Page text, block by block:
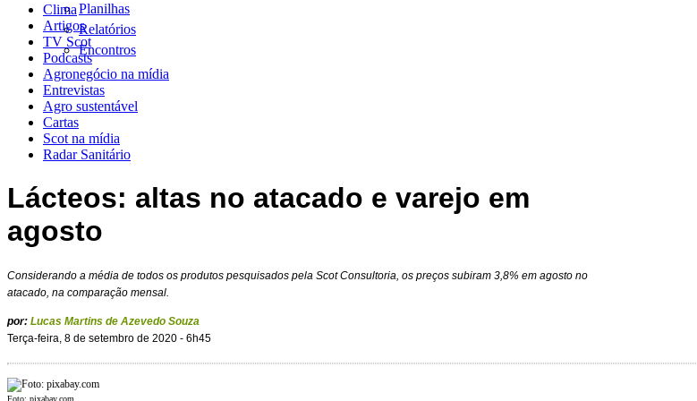
Planilhas
Relatórios
Encontros
Clima
Artigos
TV Scot
Podcasts
Agronegócio na mídia
Entrevistas
Agro sustentável
Cartas
Scot na mídia
Radar Sanitário
Lácteos: altas no atacado e varejo em
agosto
Considerando a média de todos os produtos pesquisados pela Scot Consultoria, os preços subiram 3,8% em agosto no
atacado, na comparação mensal.
por: Lucas Martins de Azevedo Souza
Terça-feira, 8 de setembro de 2020 - 6h45
Foto: pixabay.com